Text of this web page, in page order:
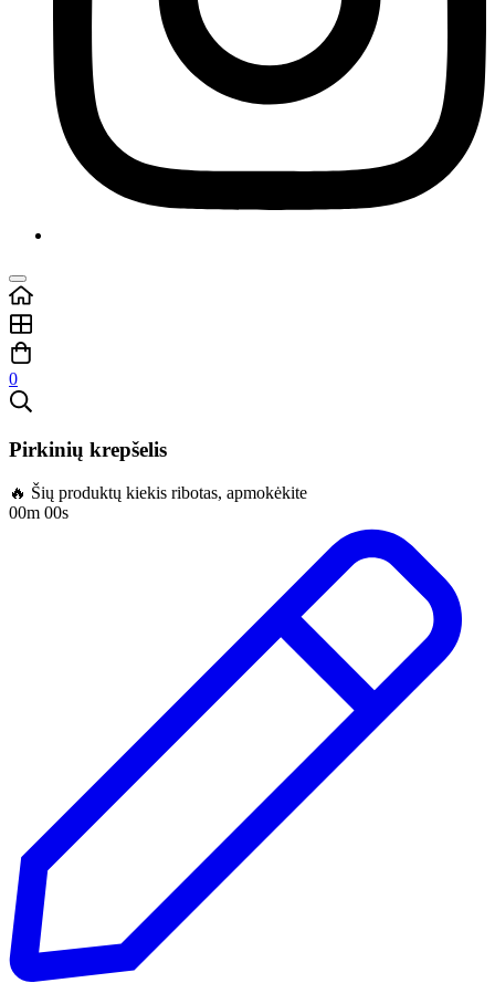
0
Pirkinių krepšelis
🔥 Šių produktų kiekis ribotas, apmokėkite
00m 00s